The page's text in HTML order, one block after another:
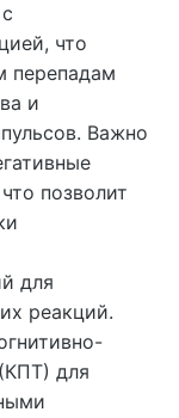
что
перепадам
и
Важно
позволит
для
реакций.
для